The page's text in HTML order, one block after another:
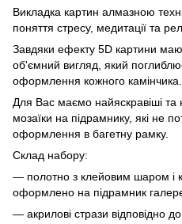
Викладка картин алмазною
поняття стресу, медитації та
Завдяки ефекту 5D картини
об'ємний вигляд, який
оформлення кожного камінчика.
Для Вас маємо найяскравіші та
мозаїки на підрамнику, які не
оформлення в багетну рамку.
Склад набору:
— полотно з клейовим шаром і
оформлено на підрамник
— акрилові стрази відповідно до